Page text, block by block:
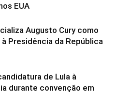
EUA
Augusto Cury como
Presidência da República
de Lula à
durante convenção em